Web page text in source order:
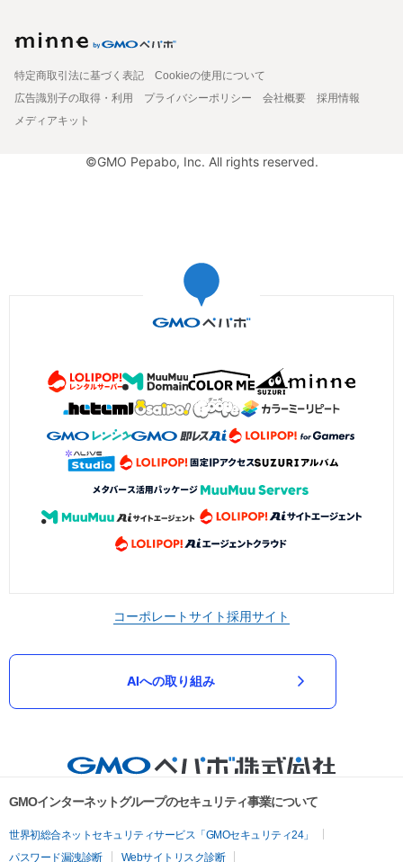
特定商取引法に基づく表記
Cookieの使用について
広告識別子の取得・利用
プライバシーポリシー 会社概要
採用情報
メディアキット
©GMO Pepabo, Inc. All rights reserved.
コーポレートサイト採用サイト
AIへの取り組み
GMOインターネットグループのセキュリティ事業について
世界初総合ネットセキュリティサービス「GMOセキュリティ24」
パスワード漏洩診断
Webサイトリスク診断